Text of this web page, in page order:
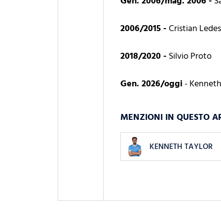
2006/2015 -Cristian
2018/2020 - Silvio Proto
Gen. 2026/oggi -
MENZIONI IN QUESTO
KENNETH TAYLOR